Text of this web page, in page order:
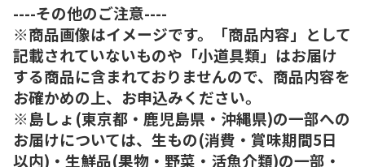
----その他のご注意----
※商品画像はイメージです。「商品内容」として
記載されていないものや「小道具類」はお届け
する商品に含まれておりませんので、商品内容を
お確かめの上、お申込みください。
※島しょ(東京都・鹿児島県・沖縄県)の一部への
お届けについては、生もの(消費・賞味期間5日
以内)・生鮮品(果物・野菜・活魚介類)の一部・